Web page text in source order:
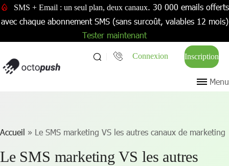
SMS + Email : un seul plan, deux canaux. 30 000 emails offerts
avec chaque abonnement SMS (sans surcoût, valables 12 mois)
Tester maintenant
Connexion Inscription
Menu
Accueil » Le SMS marketing VS les autres canaux de marketing
Le SMS marketing VS les autres